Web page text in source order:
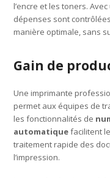
l’encre et les toners. Avec
dépenses sont
manière optimale, sans
Gain de
Une imprimante
permet aux équipes de
les fonctionnalités de
automatiquefacilitent
traitement rapide des
l’impression.